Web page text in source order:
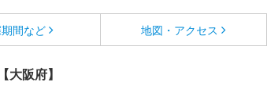
間など 地図・アクセス
阪府】